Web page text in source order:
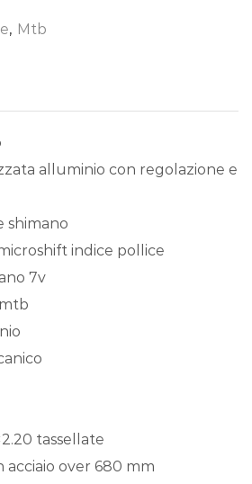
, Mtb
alluminio con regolazione e
shimano
indice pollice
7v
tassellate
acciaio over 680 mm